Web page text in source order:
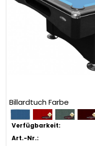
Billardtuch Farbe
Verfügbarkeit:
Art.-Nr.: